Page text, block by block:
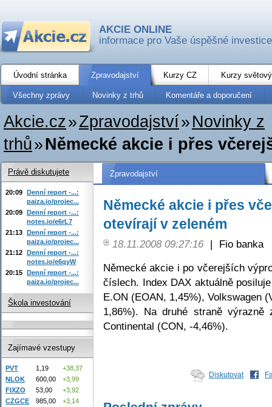
AKCIE ONLINE
informace pro Vaše úspěšné investice
Úvodní stránka Zpravodajství Kurzy CZ Kurzy
Všechny zprávy Novinky z trhů Komentáře a doporučení
Akcie.cz»Zpravodajství» Novinky z
trhů»Německé akcie i přes
Zpravodajství
Německé akcie i přes
otevírají v zeleném
18.11.2008 09:27:16 |
Fio banka
Německé akcie i po včerejších
číslech. Index DAX aktuálně
E.ON (EOAN, 1,45%), Volkswagen
1,86%). Na druhé straně
Continental (CON, -4,46%).
Diskutovat
Právě diskutujete
20:09 Denní report -...:
paiza.io/projec...
20:09 Denní report -...:
notes.io/e6rL7
21:13 Denní report -...:
paiza.io/projec...
21:12 Denní report -...:
notes.io/e6qyW
20:15 Denní report -...:
paiza.io/projec...
Škola investování
Zajímavé vzestupy
PVT 1,19
+38,37
NLOK
600,00
+3,99
FIXZO
53,00
+3,92
CZGCE
985,00
+3,14